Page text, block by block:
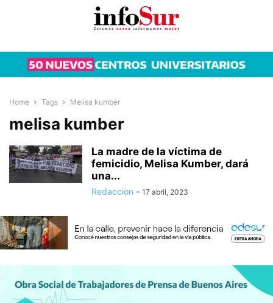
Home Tags Melisa kumber
melisa kumber
La madre de la víctima de
femicidio, Melisa Kumber, dará
una...
Redaccion - 17 abril, 2023